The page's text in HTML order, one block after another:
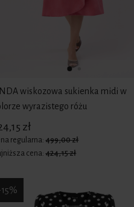
wiskozowa sukienka midi w
wyrazistego różu
zł
regularna:499,00 zł
cena:424,15 zł